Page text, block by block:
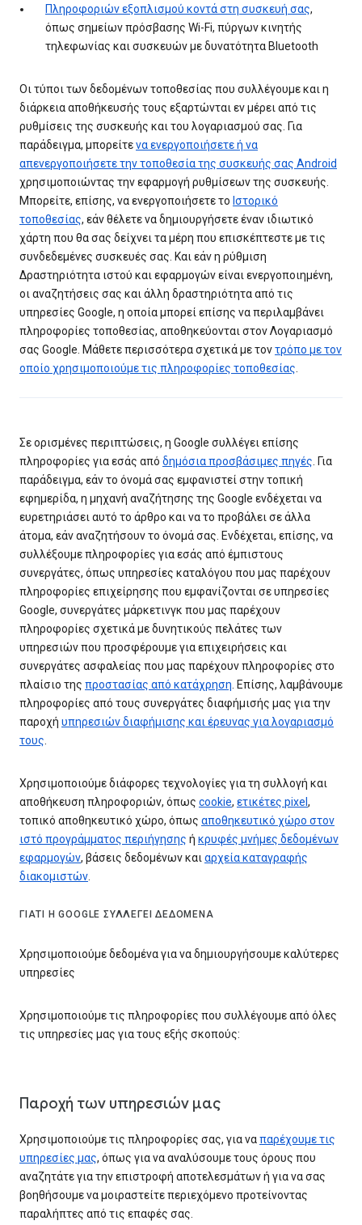
Πληροφοριών εξοπλισμού κοντά στη συσκευή σας,
όπως σημείων πρόσβασης Wi-Fi, πύργων κινητής
τηλεφωνίας και συσκευών με δυνατότητα Bluetooth
Οι τύποι των δεδομένων τοποθεσίας που συλλέγουμε και η
διάρκεια αποθήκευσής τους εξαρτώνται εν μέρει από τις
ρυθμίσεις της συσκευής και του λογαριασμού σας. Για
παράδειγμα, μπορείτενα ενεργοποιήσετε ή να
απενεργοποιήσετε την τοποθεσία της συσκευής σας Android
χρησιμοποιώντας την εφαρμογή ρυθμίσεων της συσκευής.
Μπορείτε, επίσης, να ενεργοποιήσετε το Ιστορικό
τοποθεσίας, εάν θέλετε να δημιουργήσετε έναν ιδιωτικό
χάρτη που θα σας δείχνει τα μέρη που επισκέπτεστε με τις
συνδεδεμένες συσκευές σας. Και εάν η ρύθμιση
Δραστηριότητα ιστού και εφαρμογών είναι ενεργοποιημένη,
οι αναζητήσεις σας και άλλη δραστηριότητα από τις
υπηρεσίες Google, η οποία μπορεί επίσης να περιλαμβάνει
πληροφορίες τοποθεσίας, αποθηκεύονται στον Λογαριασμό
σας Google. Μάθετε περισσότερα σχετικά με τοντρόπο με τον
οποίο χρησιμοποιούμε τις πληροφορίες τοποθεσίας.
Σε ορισμένες περιπτώσεις, η Google συλλέγει επίσης
πληροφορίες για εσάς από δημόσια προσβάσιμες πηγές. Για
παράδειγμα, εάν το όνομά σας εμφανιστεί στην τοπική
εφημερίδα, η μηχανή αναζήτησης της Google ενδέχεται να
ευρετηριάσει αυτό το άρθρο και να το προβάλει σε άλλα
άτομα, εάν αναζητήσουν το όνομά σας. Ενδέχεται, επίσης, να
συλλέξουμε πληροφορίες για εσάς από έμπιστους
συνεργάτες, όπως υπηρεσίες καταλόγου που μας παρέχουν
πληροφορίες επιχείρησης που εμφανίζονται σε υπηρεσίες
Google, συνεργάτες μάρκετινγκ που μας παρέχουν
πληροφορίες σχετικά με δυνητικούς πελάτες των
υπηρεσιών που προσφέρουμε για επιχειρήσεις και
συνεργάτες ασφαλείας που μας παρέχουν πληροφορίες στο
πλαίσιο της προστασίας από κατάχρηση. Επίσης, λαμβάνουμε
πληροφορίες από τους συνεργάτες διαφήμισής μας για την
παροχή υπηρεσιών διαφήμισης και έρευνας για λογαριασμό
τους.
Χρησιμοποιούμε διάφορες τεχνολογίες για τη συλλογή και
αποθήκευση πληροφοριών, όπως cookie, ετικέτες pixel ,
τοπικό αποθηκευτικό χώρο, όπως αποθηκευτικό χώρο στον
ιστό προγράμματος περιήγησης ή κρυφές μνήμες δεδομένων
εφαρμογών, βάσεις δεδομένων καιαρχεία καταγραφής
διακομιστών.
ΓΙΑΤΊ Η GOOGLE ΣΥΛΛΈΓΕΙ ΔΕΔΟΜΈΝΑ
Χρησιμοποιούμε δεδομένα για να δημιουργήσουμε καλύτερες
υπηρεσίες
Χρησιμοποιούμε τις πληροφορίες που συλλέγουμε από όλες
τις υπηρεσίες μας για τους εξής σκοπούς:
Παροχή των υπηρεσιών μας
Χρησιμοποιούμε τις πληροφορίες σας, για ναπαρέχουμε τις
υπηρεσίες μας, όπως για να αναλύσουμε τους όρους που
αναζητάτε για την επιστροφή αποτελεσμάτων ή για να σας
βοηθήσουμε να μοιραστείτε περιεχόμενο προτείνοντας
παραλήπτες από τις επαφές σας.